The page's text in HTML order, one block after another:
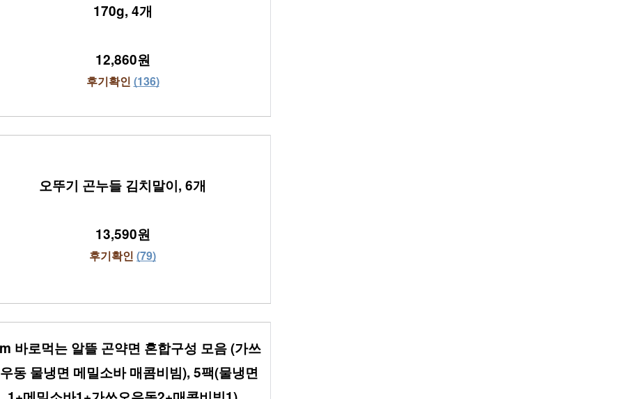
170g, 4개
12,860원
후기확인 (136)
오뚜기 곤누들 김치말이, 6개
13,590원
후기확인 (79)
바로먹는 알뜰 곤약면 혼합구성 모음 (가쓰
동 물냉면 메밀소바 매콤비빔), 5팩(물냉면